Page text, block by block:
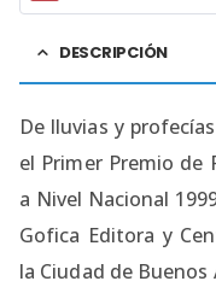
DESCRIPCIÓN
De lluvias y
el Primer Premio de
a Nivel Nacional
Gofica Editora y
la Ciudad de Buenos